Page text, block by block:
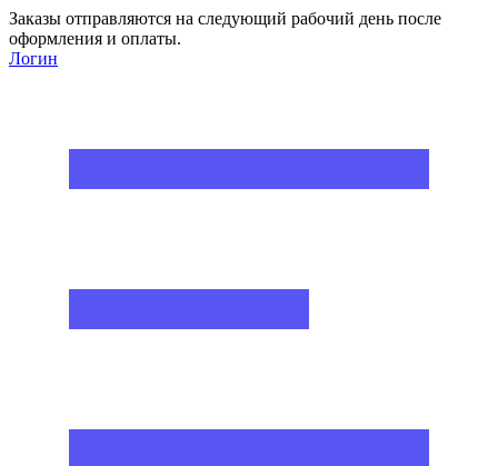
Заказы отправляются на следующий рабочий день после
оформления и оплаты.
Логин